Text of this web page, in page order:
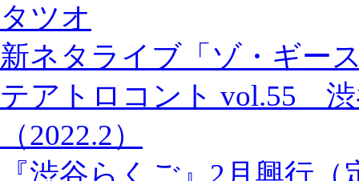
タツオ
新ネタライブ「ゾ・ギー
テアトロコント vol.55
（2022.2）
『渋谷らくご』2月興行